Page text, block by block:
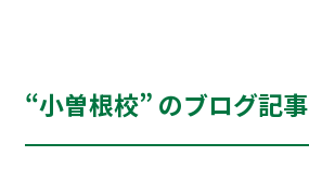
“小曽根校” のブログ記事